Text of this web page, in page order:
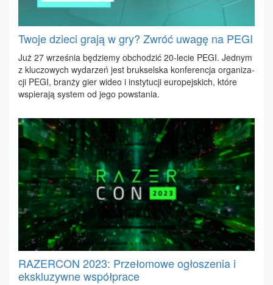
Twoje dzieci grają w gry? Zwróć uwagę na PEGI
Już 27 wrze­śnia bę­dzie­my ob­cho­dzić 20-le­cie PE­GI. Jed­nym
z klu­czo­wych wy­da­rzeń jest bruk­sel­ska kon­fe­ren­cja or­ga­ni­za­
cji PE­GI, bran­ży gier wi­deo i in­sty­tu­cji eu­ro­pej­skich, któ­re
wspie­ra­ją sys­tem od je­go po­wsta­nia.
RAZERCON 2023: Przełomowe ogłoszenia i
ekskluzywne współprace